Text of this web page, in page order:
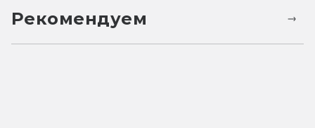
Рекомендуем